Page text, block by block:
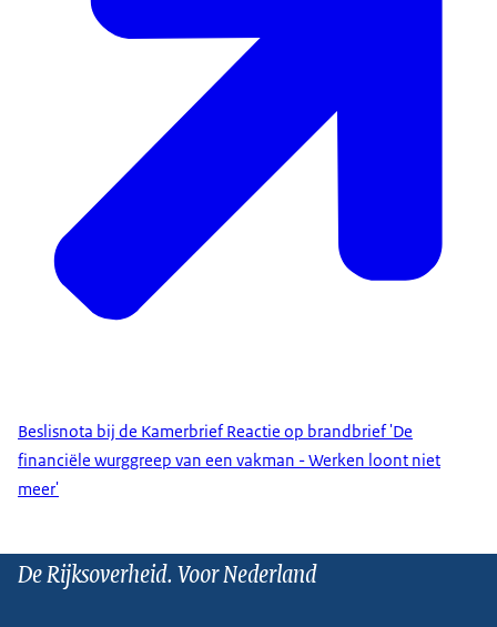
Beslisnota bij de Kamerbrief Reactie op brandbrief 'De
financiële wurggreep van een vakman - Werken loont niet
meer'
De Rijksoverheid. Voor Nederland